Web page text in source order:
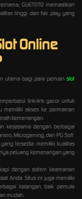
GUETOTO memastikan
tinggi dan fair play yang
Online
utama bagi para pemain slot
link-link gacor untuk
memiliki akses ke permainan
kemenangan.
kerjasama dengan berbagai
Microgaming, dan PG Soft.
tersedia memiliki kualitas
peluang kemenangan yang
dengan sistem keamanan
Anda. Situs ini juga memiliki
kalangan, baik pemula
mudah.